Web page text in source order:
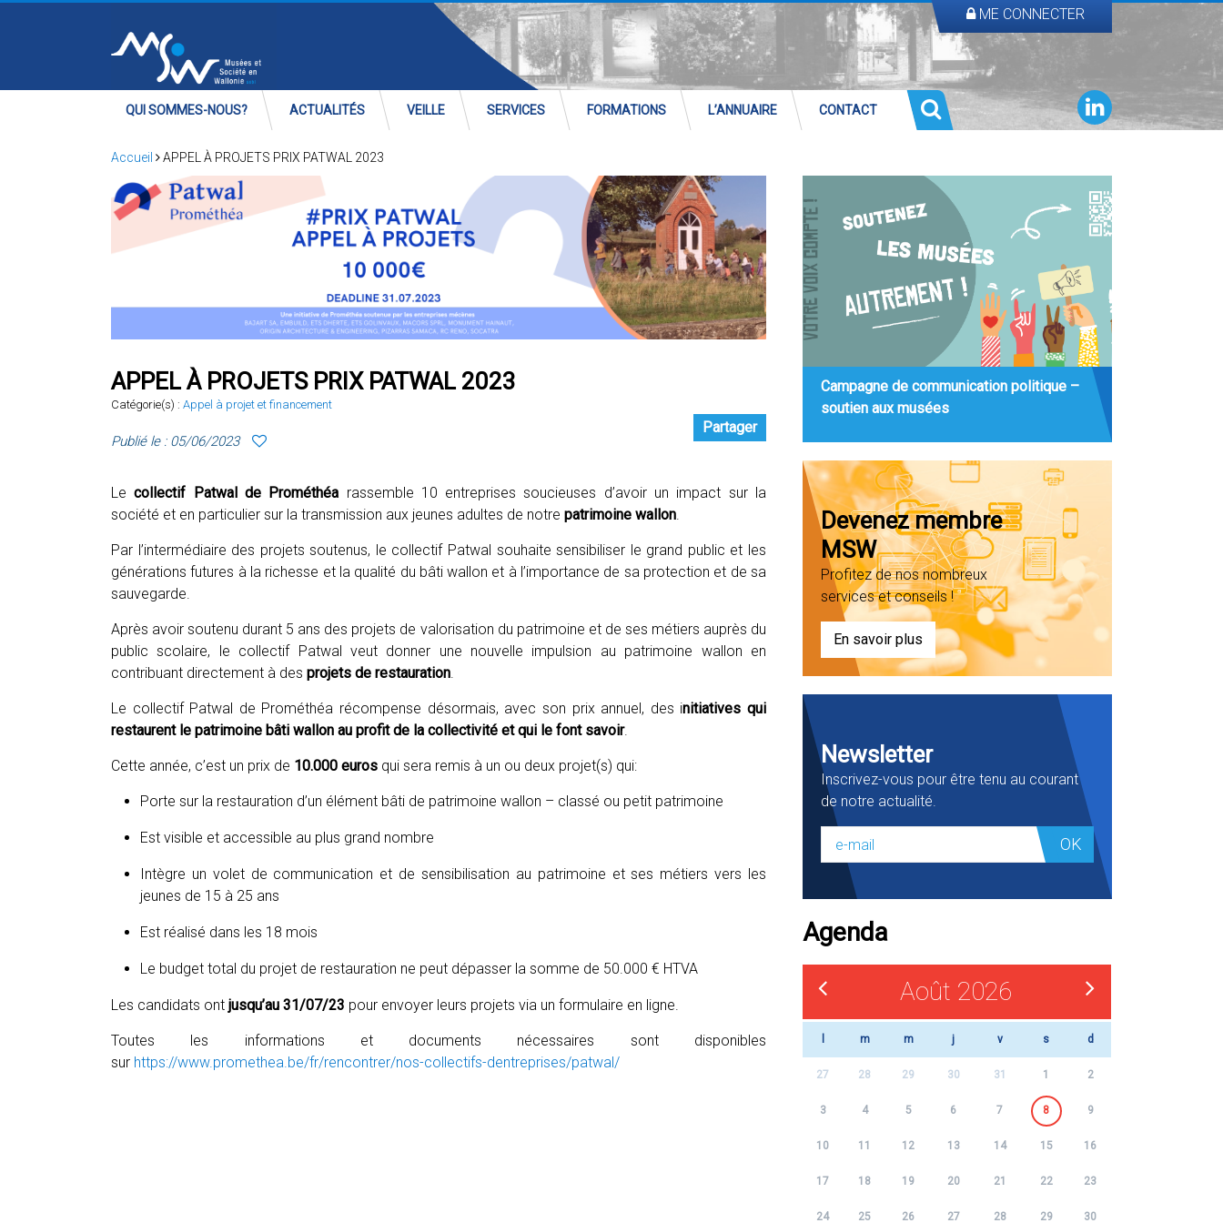
ME CONNECTER
QUI SOMMES-NOUS? ACTUALITÉS VEILLE SERVICES FORMATIONS L’ANNUAIRE CONTACT
Accueil APPEL À PROJETS PRIX PATWAL 2023
APPEL À PROJETS PRIX PATWAL 2023
Catégorie(s) : Appel à projet et financement
Publié le : 05/06/2023
Partager
Lecollectif Patwal de Prométhéa rassemble 10 entreprises soucieuses d’avoir un impact sur la
société et en particulier sur la transmission aux jeunes adultes de notre patrimoine wallon.
Par l’intermédiaire des projets soutenus, le collectif Patwal souhaite sensibiliser le grand public et les
générations futures à la richesse et la qualité du bâti wallon et à l’importance de sa protection et de sa
sauvegarde.
Après avoir soutenu durant 5 ans des projets de valorisation du patrimoine et de ses métiers auprès du
public scolaire, le collectif Patwal veut donner une nouvelle impulsion au patrimoine wallon en
contribuant directement à des projets de restauration.
Le collectif Patwal de Prométhéa récompense désormais, avec son prix annuel, des initiatives qui
restaurent le patrimoine bâti wallon au profit de la collectivité et qui le font savoir.
Cette année, c’est un prix de 10.000 euros qui sera remis à un ou deux projet(s) qui:
Porte sur la restauration d’un élément bâti de patrimoine wallon – classé ou petit patrimoine
Est visible et accessible au plus grand nombre
Intègre un volet de communication et de sensibilisation au patrimoine et ses métiers vers les
jeunes de 15 à 25 ans
Est réalisé dans les 18 mois
Le budget total du projet de restauration ne peut dépasser la somme de 50.000 € HTVA
Les candidats ont jusqu’au 31/07/23 pour envoyer leurs projets via un formulaire en ligne.
Toutes les informations et documents nécessaires sont disponibles
sur https://www.promethea.be/fr/rencontrer/nos-collectifs-dentreprises/patwal/
Campagne de communication politique –
soutien aux musées
Devenez membre
MSW
Profitez de nos nombreux
services et conseils !
En savoir plus
Newsletter
Inscrivez-vous pour être tenu au courant
de notre actualité.
OK
Agenda
Août 2026
m m j v s d
27 28 29 30 31 1 2
3 4 5 6 7 8 9
10 11 12 13 14 15 16
17 18 19 20 21 22 23
24 25 26 27 28 29 30